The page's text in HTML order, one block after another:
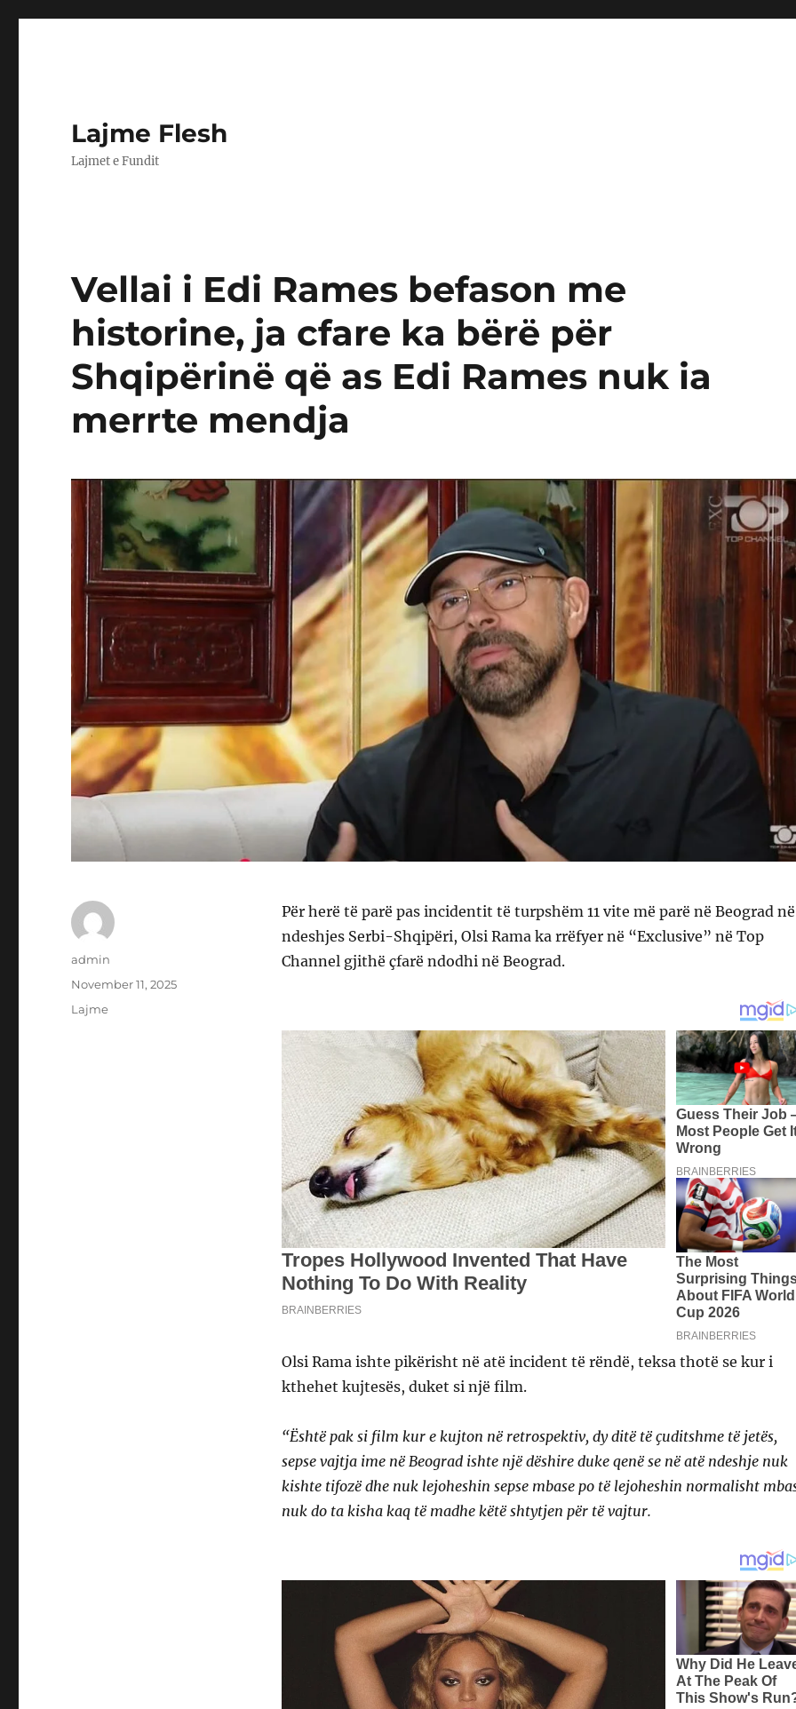
Lajme Flesh
Lajmet e Fundit
Vellai i Edi Rames befason me
historine, ja cfare ka bërë për
Shqipërinë që as Edi Rames nuk ia
merrte mendja
Për herë të parë pas incidentit të turpshëm 11 vite më parë në Beograd në
ndeshjes Serbi-Shqipëri, Olsi Rama ka rrëfyer në “Exclusive” në Top
Channel gjithë çfarë ndodhi në Beograd.
Olsi Rama ishte pikërisht në atë incident të rëndë, teksa thotë se kur i
kthehet kujtesës, duket si një film.
“Është pak si film kur e kujton në retrospektiv, dy ditë të çuditshme të jetës,
sepse vajtja ime në Beograd ishte një dëshire duke qenë se në atë ndeshje nuk
kishte tifozë dhe nuk lejoheshin sepse mbase po të lejoheshin normalisht
nuk do ta kisha kaq të madhe këtë shtytjen për të vajtur.
Author
admin
Posted
on
November 11, 2025
Categories
Lajme